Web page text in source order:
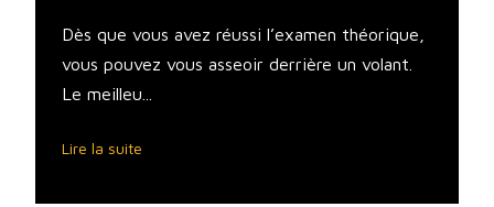
Dès que vous avez réussi l’examen théorique,
vous pouvez vous asseoir derrière un volant.
Le meilleu...
Lire la suite